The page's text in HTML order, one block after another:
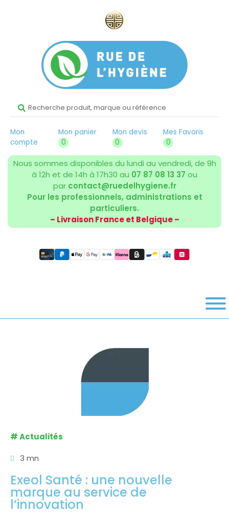
Mon
compte
Mon panier
0
Mon devis
0
Mes Favoris
0
Nous sommes disponibles du lundi au vendredi, de 9h
à 12h et de 14h à 17h30 au 07 87 08 13 37 ou
par contact@ruedelhygiene.fr
Pour les professionnels, administrations et
particuliers.
– Livraison France et Belgique –
#Actualités
3 mn
Exeol Santé : une nouvelle
marque au service de
l’innovation